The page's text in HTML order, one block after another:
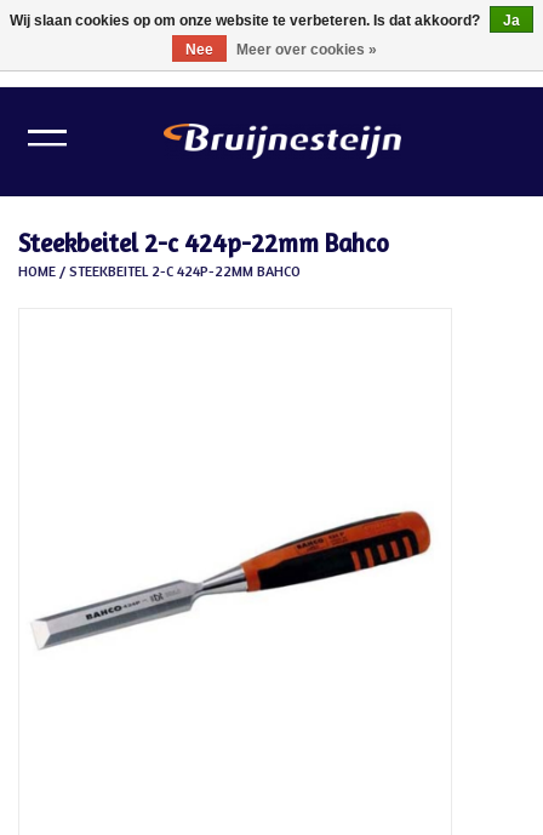
Verlichting
Cadeaubonnen
Steekbeitel 2-c 424p-22mm Bahco
HOME / STEEKBEITEL 2-C 424P-22MM BAHCO
Wij slaan cookies op om onze website te verbeteren. Is dat akkoord?
Ja
Nee
Meer over cookies »